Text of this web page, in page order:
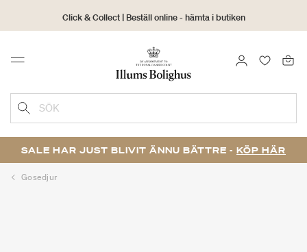
Click & Collect | Beställ online - hämta i butiken
30 dagars returrätt
Menu LOGGA IN
SÖK
SALE HAR JUST BLIVIT ÄNNU BÄTTRE - KÖP HÄR
Gosedjur